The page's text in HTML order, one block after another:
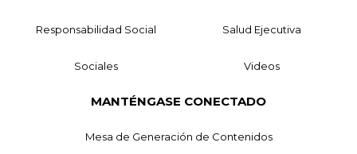
Responsabilidad Social Salud Ejecutiva
Sociales Videos
MANTÉNGASE CONECTADO
Mesa de Generación de Contenidos